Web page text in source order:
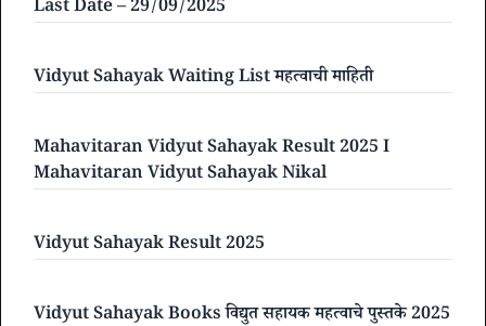
Last Date – 29/09/2025
Vidyut Sahayak Waiting List महत्वाची माहिती
Mahavitaran Vidyut Sahayak Result 2025 I
Mahavitaran Vidyut Sahayak Nikal
Vidyut Sahayak Result 2025
Vidyut Sahayak Books विद्युत सहायक महत्वाचे पुस्तके 2025